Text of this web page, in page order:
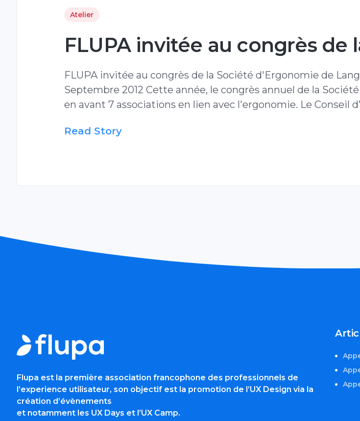
Atelier
FLUPA invitée au congrès de
FLUPA invitée au congrès de la Société d'Ergonomie de
Septembre 2012 Cette année, le congrès annuel de la
en avant 7 associations en lien avec l'ergonomie. Le Conseil
Read Story
Flupa est la première association francophone des professionnels de
l’experience utilisateur, son objectif est la promotion de l’UX Design via la
création d’évènements
et notamment les UX Days et l’UX Camp.